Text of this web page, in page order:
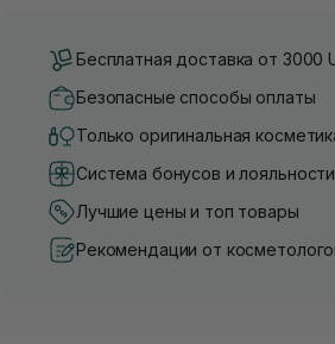
Бесплатная доставка от 3000
Безопасные способы оплаты
Только оригинальная
Система бонусов и лояльности
Лучшие цены и топ товары
Рекомендации от